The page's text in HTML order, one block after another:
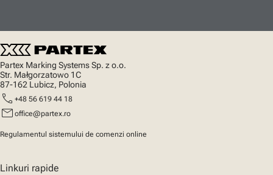
Partex Marking Systems Sp. z o.o.
Str. Małgorzatowo 1C
87-162 Lubicz, Polonia
call +48 56 619 44 18
mail office@partex.ro
Regulamentul sistemului de comenzi online
Linkuri rapide